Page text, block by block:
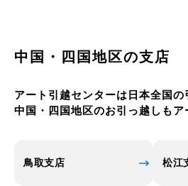
中国・四国地区の支店
アート引越センターは日本全国の
中国・四国地区のお引っ越しも
鳥取支店 松江